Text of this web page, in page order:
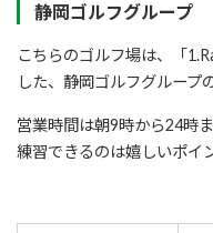
静岡ゴルフグループ
こちらのゴルフ場は、「
した、静岡ゴルフグループ
営業時間は朝9時から24時
練習できるのは嬉しいポイ